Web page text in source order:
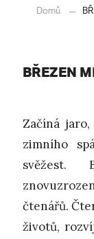
Domů
BŘEZEN
Začíná
zimního
svěžest.
čtenářů.
životů,